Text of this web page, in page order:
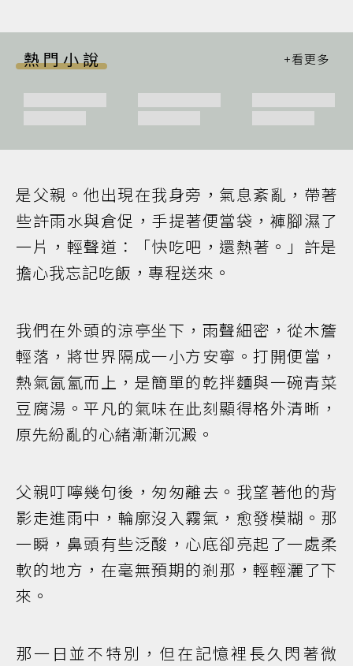
熱門小說
是父親。他出現在我身旁，氣息紊亂，帶著
些許雨水與倉促，手提著便當袋，褲腳濕了
一片，輕聲道：「快吃吧，還熱著。」許是
擔心我忘記吃飯，專程送來。
我們在外頭的涼亭坐下，雨聲細密，從木簷
輕落，將世界隔成一小方安寧。打開便當，
熱氣氤氳而上，是簡單的乾拌麵與一碗青菜
豆腐湯。平凡的氣味在此刻顯得格外清晰，
原先紛亂的心緒漸漸沉澱。
父親叮嚀幾句後，匆匆離去。我望著他的背
影走進雨中，輪廓沒入霧氣，愈發模糊。那
一瞬，鼻頭有些泛酸，心底卻亮起了一處柔
軟的地方，在毫無預期的剎那，輕輕灑了下
來。
那一日並不特別，但在記憶裡長久閃著微